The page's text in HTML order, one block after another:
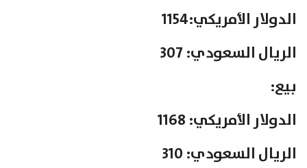
الدولار الأمريكي:1154
الريال السعودي: 307
بيع:
الدولار الأمريكي: 1168
الريال السعودي: 310